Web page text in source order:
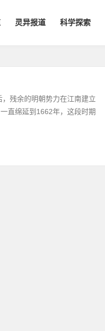
灵异报道 科学探索
残余的明朝势力在江南建立
直绵延到1662年，这段时期